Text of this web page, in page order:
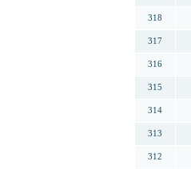
318
317
316
315
314
313
312